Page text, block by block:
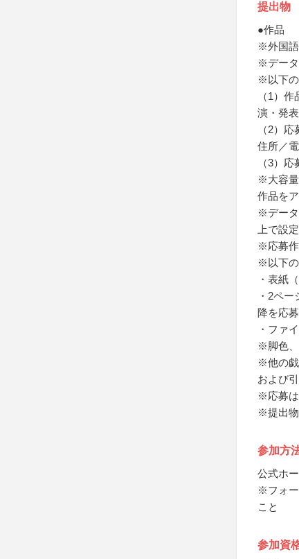
提出物
●作品
※外国語
※データ
※以下の
（1）
演・発
（2）
住所／電
（3）
※大容量
作品を
※データ
上で設
※応募作
※以下の
・表紙
・2ペ
降を応
・ファ
※脚色、
※他の戯
および
※応募は
※提出
参加方
公式ホ
※フォー
こと
参加資